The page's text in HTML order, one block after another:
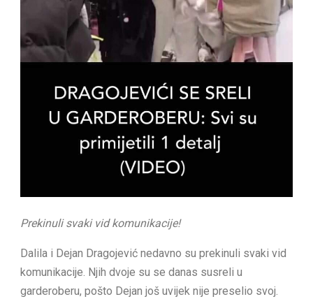
Prekinuli svaki vid komunikacije!
Dalila i Dejan Dragojević nedavno su prekinuli svaki vid
komunikacije. Njih dvoje su se danas susreli u
garderoberu, pošto Dejan još uvijek nije preselio svoj.